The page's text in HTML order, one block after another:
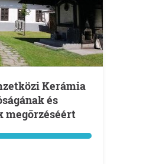
és
megőrzéséért